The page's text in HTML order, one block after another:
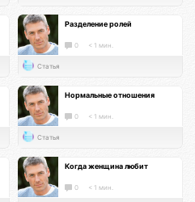
Разделение ролей
0 < 1 мин.
Статья
Нормальные отношения
0 < 1 мин.
Статья
Когда женщина любит
0 < 1 мин.